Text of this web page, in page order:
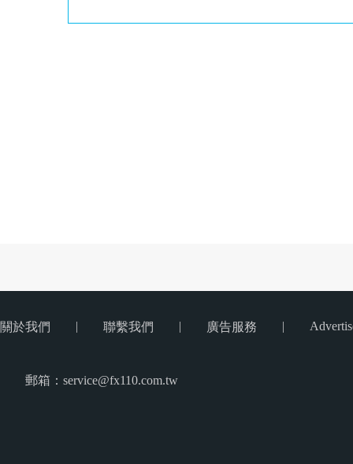
關於我們 | 聯繫我們 | 廣告服務 |
郵箱：service@fx110.com.tw